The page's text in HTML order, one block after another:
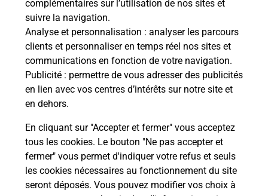
complémentaires sur l’utilisation de nos sites et
suivre la navigation.
Analyse et personnalisation : analyser les parcours
clients et personnaliser en temps réel nos sites et
communications en fonction de votre navigation.
Publicité : permettre de vous adresser des publicités
en lien avec vos centres d’intérêts sur notre site et
en dehors.
En cliquant sur "Accepter et fermer" vous acceptez
tous les cookies. Le bouton "Ne pas accepter et
fermer" vous permet d'indiquer votre refus et seuls
les cookies nécessaires au fonctionnement du site
seront déposés. Vous pouvez modifier vos choix à
Comment La Poste participe-t-elle
à votre sécurité au quotidien ?
Puis-je passer mon code de la route
avec La Poste et sous quelles
conditions ?
Localiser Liste Haut-Rhin DESSENHEIM